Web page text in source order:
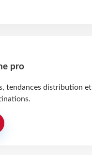
pro
tendances distribution et